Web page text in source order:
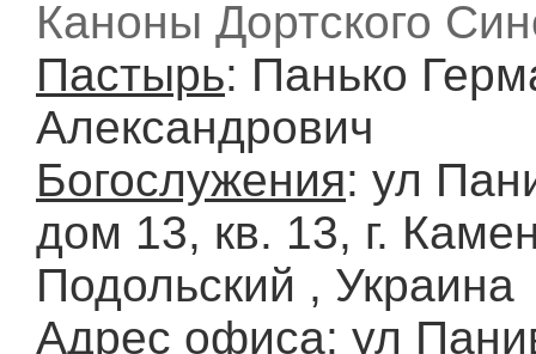
Каноны Дортского
Пастырь: Панько
Александрович
Богослужения: ул
дом 13, кв. 13, г.
Подольский , Украина
Адрес офиса: ул